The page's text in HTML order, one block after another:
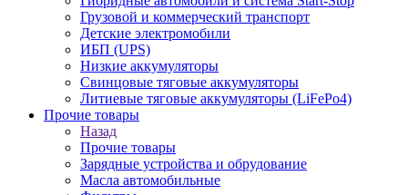
Грузовой и коммерческий транспорт
Детские электромобили
ИБП (UPS)
Низкие аккумуляторы
Свинцовые тяговые аккумуляторы
Литиевые тяговые аккумуляторы (LiFePo4)
Прочие товары
Назад
Прочие товары
Зарядные устройства и обрудование
Масла автомобильные